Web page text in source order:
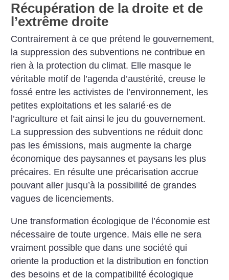
Récupération de la droite et de
l’extrême droite
Contrairement à ce que prétend le gouvernement,
la suppression des subventions ne contribue en
rien à la protection du climat. Elle masque le
véritable motif de l’agenda d’austérité, creuse le
fossé entre les activistes de l’environnement, les
petites exploitations et les salarié·es de
l’agriculture et fait ainsi le jeu du gouvernement.
La suppression des subventions ne réduit donc
pas les émissions, mais augmente la charge
économique des paysannes et paysans les plus
précaires. En résulte une précarisation accrue
pouvant aller jusqu’à la possibilité de grandes
vagues de licenciements.
Une transformation écologique de l’économie est
nécessaire de toute urgence. Mais elle ne sera
vraiment possible que dans une société qui
oriente la production et la distribution en fonction
des besoins et de la compatibilité écologique